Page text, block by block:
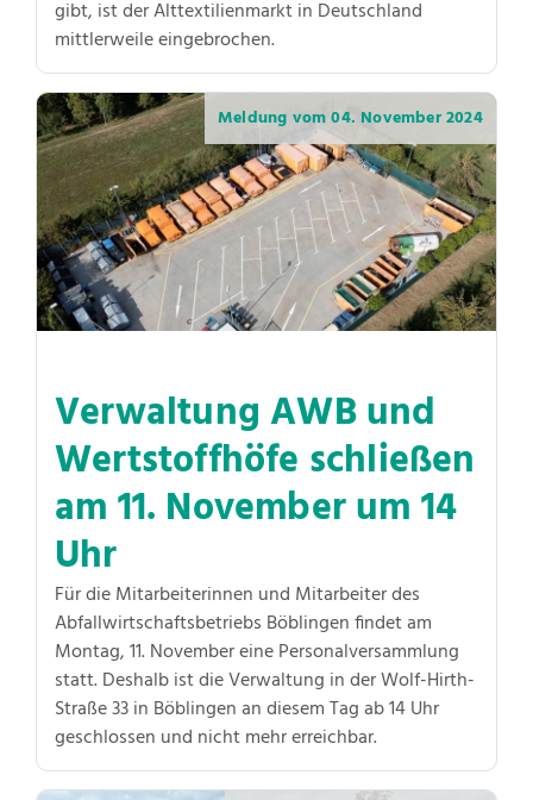
gibt, ist der Alttextilienmarkt in Deutschland
mittlerweile eingebrochen.
Meldung vom04. November 2024
Verwaltung AWB und
Wertstoffhöfe schließen
am 11. November um 14
Uhr
Für die Mitarbeiterinnen und Mitarbeiter des
Abfallwirtschaftsbetriebs Böblingen findet am
Montag, 11. November eine Personalversammlung
statt. Deshalb ist die Verwaltung in der Wolf-Hirth-
Straße 33 in Böblingen an diesem Tag ab 14 Uhr
geschlossen und nicht mehr erreichbar.